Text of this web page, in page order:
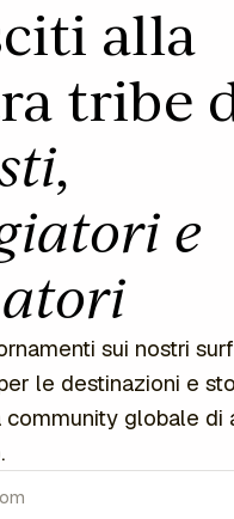
alla
tribe
e
sui nostri
le destinazioni e
community globale di